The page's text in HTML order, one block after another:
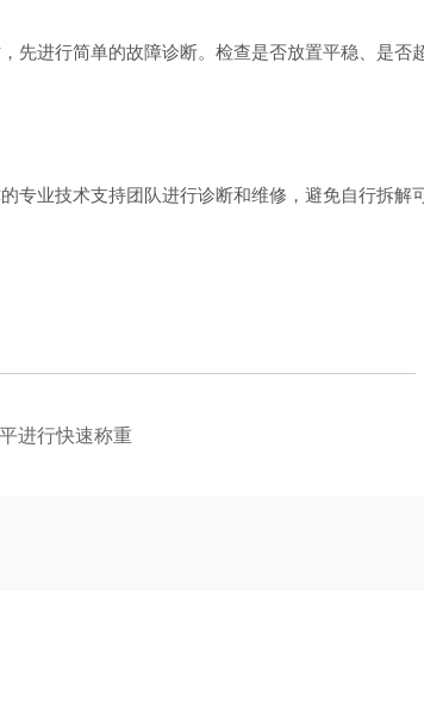
进行简单的故障诊断。检查是否放置平稳、是否
业技术支持团队进行诊断和维修，避免自行拆解可
进行快速称重